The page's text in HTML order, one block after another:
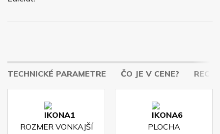
TECHNICKÉ PARAMETRE ČO JE V CENE?
ROZMER VONKAJŠÍ PLOCHA